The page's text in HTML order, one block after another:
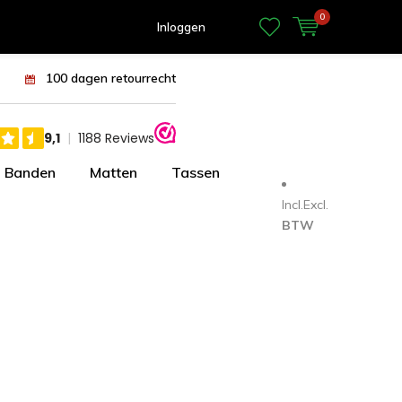
Inloggen
0
100 dagen retourrecht
Banden Matten Tassen
Incl.Excl.
BTW